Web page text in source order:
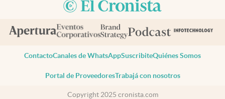
ContactoCanales de WhatsAppSuscribiteQuiénes Somos
Portal de ProveedoresTrabajá con nosotros
Copyright 2025 cronista.com